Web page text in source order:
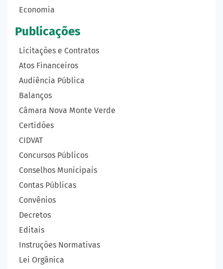
Economia
Publicações
Licitações e Contratos
Atos Financeiros
Audiência Pública
Balanços
Câmara Nova Monte Verde
Certidões
CIDVAT
Concursos Públicos
Conselhos Municipais
Contas Públicas
Convênios
Decretos
Editais
Instruções Normativas
Lei Orgânica